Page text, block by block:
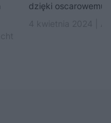
dzięki oscarowemu